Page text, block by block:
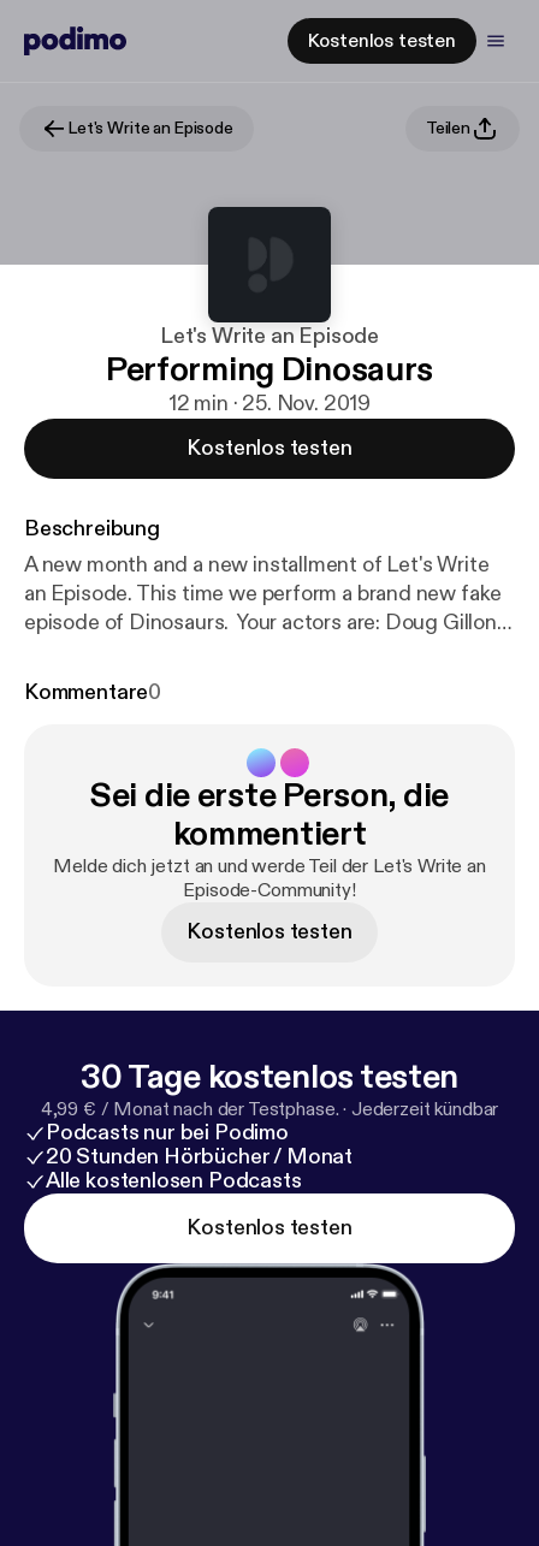
Kostenlos testen
Let's Write an Episode Teilen
Let's Write an Episode
Performing Dinosaurs
12 min · 25. Nov. 2019
Kostenlos testen
Beschreibung
A new month and a new installment of Let's Write
an Episode. This time we perform a brand new fake
episode of Dinosaurs. Your actors are: Doug Gillon
Loden as Steve Williamson Nolan Hill and Tommy
Kommentare0
Sei die erste Person, die
kommentiert
Melde dich jetzt an und werde Teil der Let's Write an
Episode-Community!
Kostenlos testen
30 Tage kostenlos testen
4,99 € / Monat nach der Testphase. · Jederzeit kündbar
Podcasts nur bei Podimo
20 Stunden Hörbücher / Monat
Alle kostenlosen Podcasts
Kostenlos testen